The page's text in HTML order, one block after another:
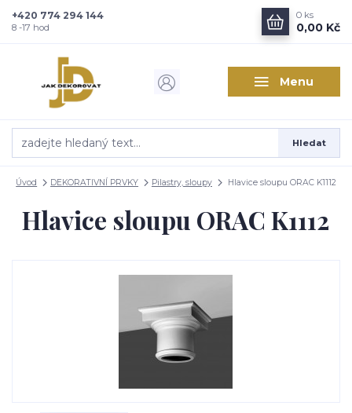
Menu
Hledat
+420 774 294 144
8 -17 hod
0 ks
0,00 Kč
Úvod DEKORATIVNÍ PRVKY Pilastry, sloupy Hlavice sloupu ORAC K1112
Hlavice sloupu ORAC K1112
Zajímá vás, co nového v
Kam poslat informaci o novinkách v interiérovém designu?
Zavřít